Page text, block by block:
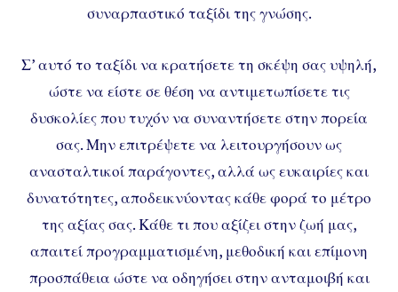
συναρπαστικό ταξίδι της γνώσης.
Σ’ αυτό το ταξίδι να κρατήσετε τη σκέψη σας υψηλή,
ώστε να είστε σε θέση να αντιμετωπίσετε τις
δυσκολίες που τυχόν να συναντήσετε στην πορεία
σας. Μην επιτρέψετε να λειτουργήσουν ως
ανασταλτικοί παράγοντες, αλλά ως ευκαιρίες και
δυνατότητες, αποδεικνύοντας κάθε φορά το μέτρο
της αξίας σας. Κάθε τι που αξίζει στην ζωή μας,
απαιτεί προγραμματισμένη, μεθοδική και επίμονη
προσπάθεια ώστε να οδηγήσει στην ανταμοιβή και